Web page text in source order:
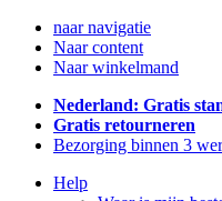
naar navigatie
Naar content
Naar winkelmand
Nederland: Gratis
Gratis retourneren
Bezorging binnen 3
Help